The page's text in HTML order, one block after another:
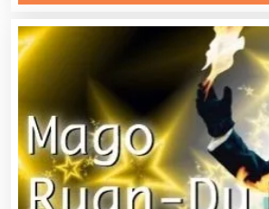
Albercas
Alimentos
Almacenaje